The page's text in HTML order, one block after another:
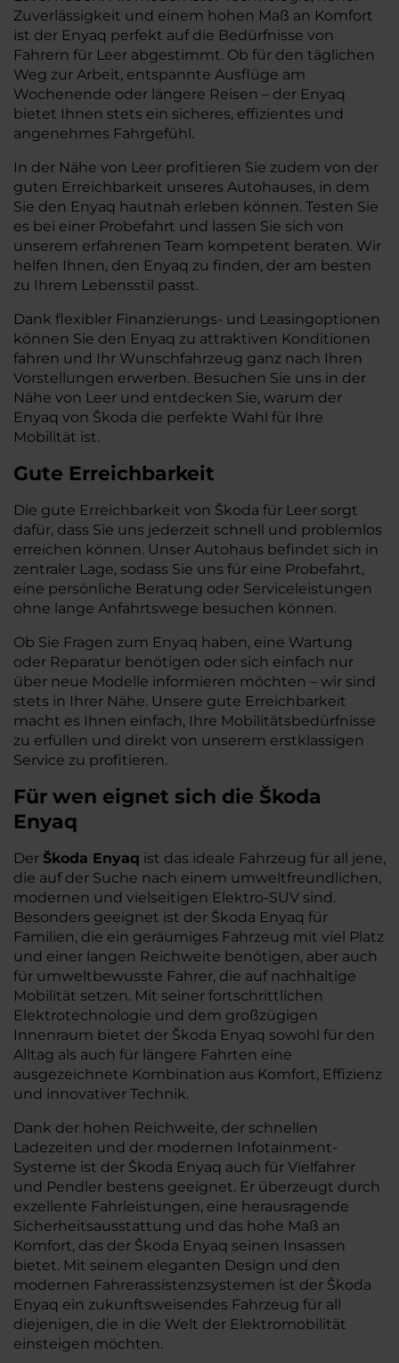
Zuverlässigkeit und einem hohen Maß an Komfort
ist der Enyaq perfekt auf die Bedürfnisse von
Fahrern für Leer abgestimmt. Ob für den täglichen
Weg zur Arbeit, entspannte Ausflüge am
Wochenende oder längere Reisen – der Enyaq
bietet Ihnen stets ein sicheres, effizientes und
angenehmes Fahrgefühl.
In der Nähe von Leer profitieren Sie zudem von der
guten Erreichbarkeit unseres Autohauses, in dem
Sie den Enyaq hautnah erleben können. Testen Sie
es bei einer Probefahrt und lassen Sie sich von
unserem erfahrenen Team kompetent beraten. Wir
helfen Ihnen, den Enyaq zu finden, der am besten
zu Ihrem Lebensstil passt.
Dank flexibler Finanzierungs- und Leasingoptionen
können Sie den Enyaq zu attraktiven Konditionen
fahren und Ihr Wunschfahrzeug ganz nach Ihren
Vorstellungen erwerben. Besuchen Sie uns in der
Nähe von Leer und entdecken Sie, warum der
Enyaq von Škoda die perfekte Wahl für Ihre
Mobilität ist.
Gute Erreichbarkeit
Die gute Erreichbarkeit von Škoda für Leer sorgt
dafür, dass Sie uns jederzeit schnell und problemlos
erreichen können. Unser Autohaus befindet sich in
zentraler Lage, sodass Sie uns für eine Probefahrt,
eine persönliche Beratung oder Serviceleistungen
ohne lange Anfahrtswege besuchen können.
Ob Sie Fragen zum Enyaq haben, eine Wartung
oder Reparatur benötigen oder sich einfach nur
über neue Modelle informieren möchten – wir sind
stets in Ihrer Nähe. Unsere gute Erreichbarkeit
macht es Ihnen einfach, Ihre Mobilitätsbedürfnisse
zu erfüllen und direkt von unserem erstklassigen
Service zu profitieren.
Für wen eignet sich die Škoda
Enyaq
Der Škoda Enyaq ist das ideale Fahrzeug für all jene,
die auf der Suche nach einem umweltfreundlichen,
modernen und vielseitigen Elektro-SUV sind.
Besonders geeignet ist der Škoda Enyaq für
Familien, die ein geräumiges Fahrzeug mit viel Platz
und einer langen Reichweite benötigen, aber auch
für umweltbewusste Fahrer, die auf nachhaltige
Mobilität setzen. Mit seiner fortschrittlichen
Elektrotechnologie und dem großzügigen
Innenraum bietet der Škoda Enyaq sowohl für den
Alltag als auch für längere Fahrten eine
ausgezeichnete Kombination aus Komfort, Effizienz
und innovativer Technik.
Dank der hohen Reichweite, der schnellen
Ladezeiten und der modernen Infotainment-
Systeme ist der Škoda Enyaq auch für Vielfahrer
und Pendler bestens geeignet. Er überzeugt durch
exzellente Fahrleistungen, eine herausragende
Sicherheitsausstattung und das hohe Maß an
Komfort, das der Škoda Enyaq seinen Insassen
bietet. Mit seinem eleganten Design und den
modernen Fahrerassistenzsystemen ist der Škoda
Enyaq ein zukunftsweisendes Fahrzeug für all
diejenigen, die in die Welt der Elektromobilität
einsteigen möchten.